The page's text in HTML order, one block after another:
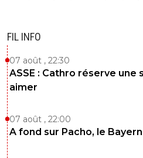
olivier-atton
Mais c'est dingue la bêtise
surpris de voir une
parmis nous les plus idiots
Portes, Obono et le
2 + Répondre
FIL INFO
07 août , 22:30
ASSE : Cathro réserve une
aimer
07 août , 22:00
A fond sur Pacho, le